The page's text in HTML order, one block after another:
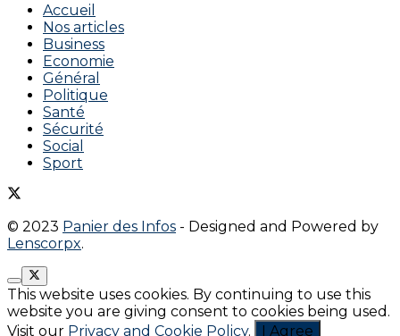
Accueil
Nos articles
Business
Economie
Général
Politique
Santé
Sécurité
Social
Sport
© 2023 Panier des Infos - Designed and Powered by
Lenscorpx.
This website uses cookies. By continuing to use this
website you are giving consent to cookies being used.
Visit our Privacy and Cookie Policy. I Agree